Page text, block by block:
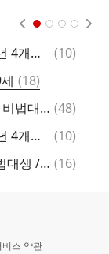
동행 6기 합격수기 ＜인강생 / 만 26세 / 2년 4개월＞
댓
(10)
댓
글
(18)
장수생 합격수기 ＜실강 / 만30세 / 5년차/ 비법대＞ 댓
(48)
동행 6기 합격수기 ＜인강생 / 만 25세 / 1년 4개월차 ＞
댓
(10)
동행6기 합격수기 ＜인강생 / 만26세 / 비법대생 / 3년 6개월＞ 댓
(16)
비스 약관